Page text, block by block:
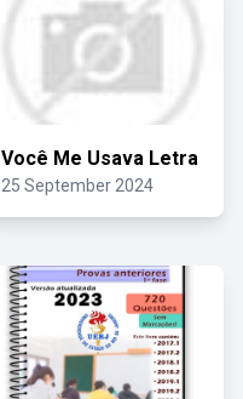
Você Me Usava Letra
25 September 2024